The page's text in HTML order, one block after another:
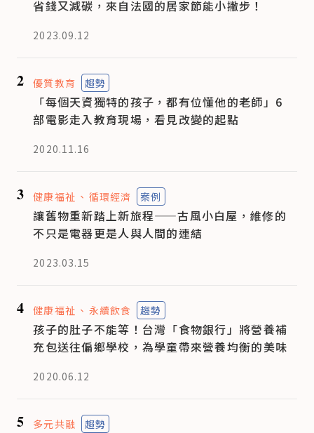
省錢又減碳，來自法國的居家節能小撇步！
2023.09.12
2 優質教育 趨勢
「每個天資獨特的孩子，都有位懂他的老師」6
部電影走入教育現場，看見改變的起點
2020.11.16
3 健康福祉 循環經濟 案例
讓舊物重新踏上新旅程——古風小白屋，維修的
不只是電器更是人與人間的連結
2023.03.15
4 健康福祉 永續飲食 趨勢
孩子的肚子不能等！台灣「食物銀行」將營養補
充包送往偏鄉學校，為學童帶來營養均衡的美味
2020.06.12
5 多元共融 趨勢